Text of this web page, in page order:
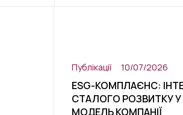
Публікації 10/07/2026
ESG-КОМПЛАЄНС:
СТАЛОГО РОЗВИТКУ У
МОДЕЛЬ КОМПАНІЇ